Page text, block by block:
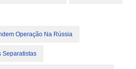
Operação Na Rússia
Separatistas